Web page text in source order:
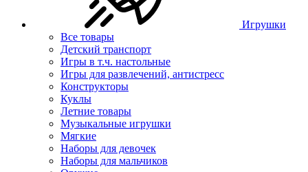
Игрушки
Все товары
Детский транспорт
Игры в т.ч. настольные
Игры для развлечений, антистресс
Конструкторы
Куклы
Летние товары
Музыкальные игрушки
Мягкие
Наборы для девочек
Наборы для мальчиков